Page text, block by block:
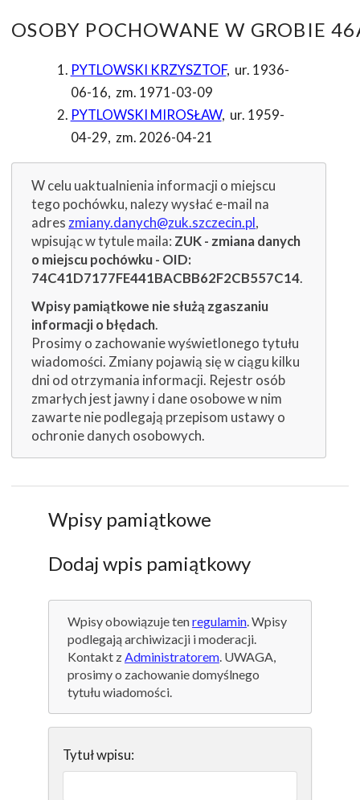
OSOBY POCHOWANE W GROBIE
PYTLOWSKI KRZYSZTOF, ur. 1936-
06-16, zm. 1971-03-09
PYTLOWSKI MIROSŁAW, ur. 1959-
04-29, zm. 2026-04-21
W celu uaktualnienia informacji o miejscu
tego pochówku, nalezy wysłać e-mail na
adres zmiany.danych@zuk.szczecin.pl,
wpisując w tytule maila: ZUK - zmiana danych
o miejscu pochówku - OID:
74C41D7177FE441BACBB62F2CB557C14.
Wpisy pamiątkowe nie służą zgaszaniu
informacji o błędach.
Prosimy o zachowanie wyświetlonego tytułu
wiadomości. Zmiany pojawią się w ciągu kilku
dni od otrzymania informacji. Rejestr osób
zmarłych jest jawny i dane osobowe w nim
zawarte nie podlegają przepisom ustawy o
ochronie danych osobowych.
Wpisy pamiątkowe
Dodaj wpis pamiątkowy
Wpisy obowiązuje tenregulamin. Wpisy
podlegają archiwizacji i moderacji.
Kontakt zAdministratorem. UWAGA,
prosimy o zachowanie domyślnego
tytułu wiadomości.
Tytuł wpisu: